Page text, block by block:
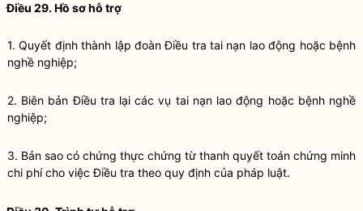
Điều 29. Hồ sơ hỗ trợ
1. Quyết định thành lập đoàn Điều tra tai nạn lao động hoặc bệnh
nghề nghiệp;
2. Biên bản Điều tra lại các vụ tai nạn lao động hoặc bệnh nghề
nghiệp;
3. Bản sao có chứng thực chứng từ thanh quyết toán chứng minh
chi phí cho việc Điều tra theo quy định của pháp luật.